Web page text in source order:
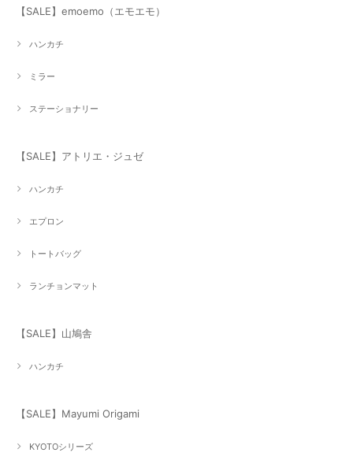
【SALE】emoemo（エモエモ）
ハンカチ
ミラー
ステーショナリー
【SALE】アトリエ・ジュゼ
ハンカチ
エプロン
トートバッグ
ランチョンマット
【SALE】山鳩舎
ハンカチ
【SALE】Mayumi Origami
KYOTOシリーズ